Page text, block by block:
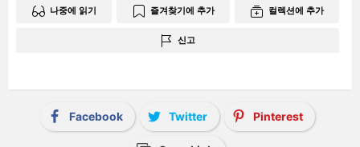
나중에 읽기 즐겨찾기에 추가 컬렉션에 추가
신고
Facebook Twitter Pinterest